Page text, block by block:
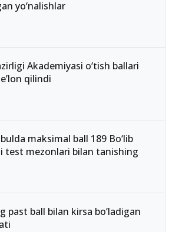
yo‘nalishlar
Akademiyasi o‘tish ballari
qilindi
maksimal ball 189 Bo‘lib
test mezonlari bilan tanishing
past ball bilan kirsa bo‘ladigan